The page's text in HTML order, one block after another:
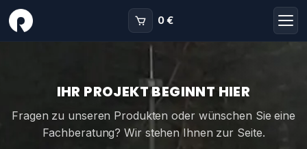
0 €
IHR PROJEKT BEGINNT HIER
Fragen zu unseren Produkten oder wünschen Sie eine
Fachberatung? Wir stehen Ihnen zur Seite.